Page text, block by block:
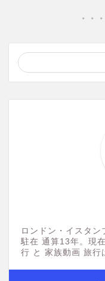
ロンドン・イスタ
駐在 通算13年。現
行 と 家族動画 旅行